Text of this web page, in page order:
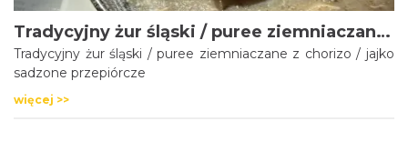
Tradycyjny żur śląski / puree ziemniaczane z chorizo / jajko sadzone przepiórcze
Tradycyjny żur śląski / puree ziemniaczane z chorizo / jajko
sadzone przepiórcze
więcej >>